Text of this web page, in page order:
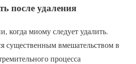
после удаления
когда миому следует удалить.
существенным вмешательством в
процесса